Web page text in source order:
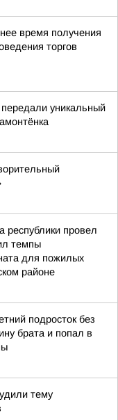
время получения
торгов
уникальный
республики провел
темпы
для пожилых
районе
подросток без
брата и попал в
тему